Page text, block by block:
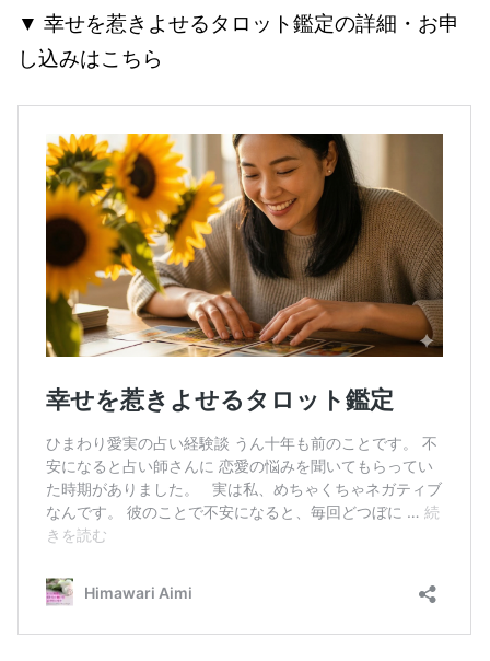
▼ 幸せを惹きよせるタロット鑑定の詳細・お申
し込みはこちら